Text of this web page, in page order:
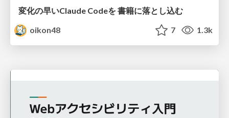
変化の早いClaude Codeを 書籍に落とし込む
oikon48
7 1.3k